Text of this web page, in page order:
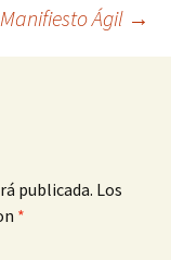
Ágil →
publicada. Los
*